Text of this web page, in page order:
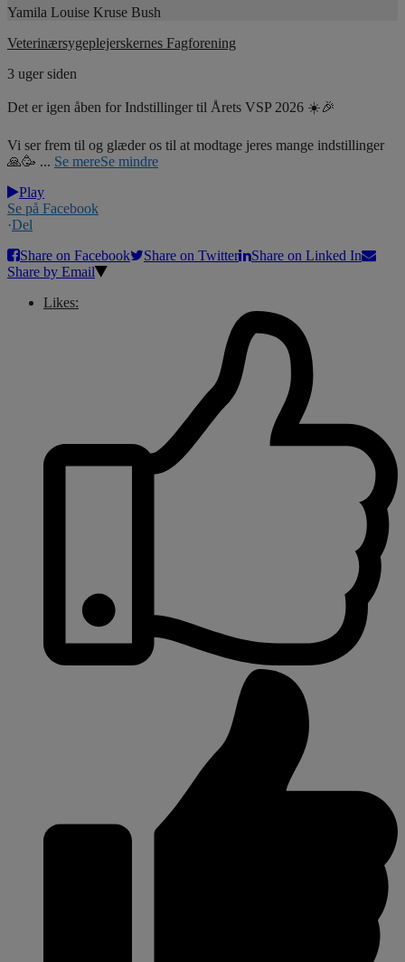
Yamila Louise Kruse Bush
Veterinærsygeplejerskernes Fagforening
3 uger siden
Det er igen åben for Indstillinger til Årets VSP 2026 ☀️🎉
Vi ser frem til og glæder os til at modtage jeres mange indstillinger
🙏🥳 ... Se mereSe mindre
Play
Se på Facebook
·Del
Share on Facebook
Share on Twitter
Share on Linked In
Share by Email
Likes: